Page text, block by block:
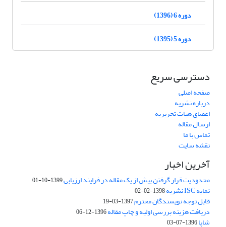
دوره 6 (1396)
دوره 5 (1395)
دسترسی سریع
صفحه اصلی
درباره نشریه
اعضای هیات تحریریه
ارسال مقاله
تماس با ما
نقشه سایت
آخرین اخبار
محدودیت قرار گرفتن بیش از یک مقاله در فرایند ارزیابی1399-10-01
نمایه ISC نشریه 1398-02-02
قابل توجه نویسندگان محترم1397-03-19
دریافت هزینه بررسی اولیه و چاپ مقاله1396-12-06
شاپا1396-07-03